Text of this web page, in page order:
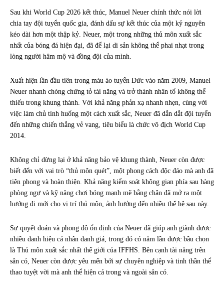
Sau khi World Cup 2026 kết thúc, Manuel Neuer chính thức nói lời
chia tay đội tuyển quốc gia, đánh dấu sự kết thúc của một kỷ nguyên
kéo dài hơn một thập kỷ. Neuer, một trong những thủ môn xuất sắc
nhất của bóng đá hiện đại, đã để lại di sản không thể phai nhạt trong
lòng người hâm mộ và đồng đội của mình.
Xuất hiện lần đầu tiên trong màu áo tuyển Đức vào năm 2009, Manuel
Neuer nhanh chóng chứng tỏ tài năng và trở thành nhân tố không thể
thiếu trong khung thành. Với khả năng phản xạ nhanh nhẹn, cùng với
việc làm chủ tình huống một cách xuất sắc, Neuer đã dẫn dắt đội tuyển
đến những chiến thắng vẻ vang, tiêu biểu là chức vô địch World Cup
2014.
Không chỉ dừng lại ở khả năng bảo vệ khung thành, Neuer còn được
biết đến với vai trò “thủ môn quét”, một phong cách độc đáo mà anh đã
tiên phong và hoàn thiện. Khả năng kiểm soát không gian phía sau hàng
phòng ngự và kỹ năng chơi bóng mạnh mẽ bằng chân đã mở ra một
hướng đi mới cho vị trí thủ môn, ảnh hưởng đến nhiều thế hệ sau này.
Sự quyết đoán và phong độ ổn định của Neuer đã giúp anh giành được
nhiều danh hiệu cá nhân danh giá, trong đó có năm lần được bầu chọn
là Thủ môn xuất sắc nhất thế giới của IFFHS. Bên cạnh tài năng trên
sân cỏ, Neuer còn được yêu mến bởi sự chuyên nghiệp và tinh thần thể
thao tuyệt vời mà anh thể hiện cả trong và ngoài sân cỏ.